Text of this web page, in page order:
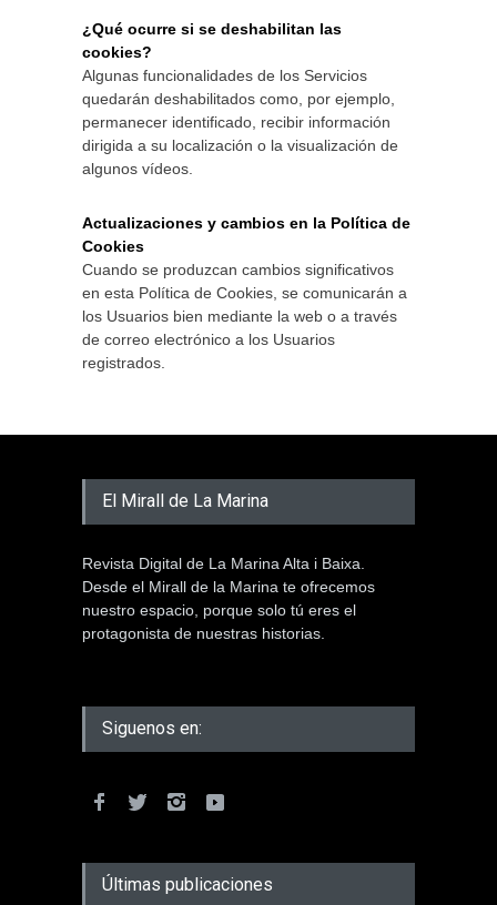
¿Qué ocurre si se deshabilitan las
cookies?
Algunas funcionalidades de los Servicios
quedarán deshabilitados como, por ejemplo,
permanecer identificado, recibir información
dirigida a su localización o la visualización de
algunos vídeos.
Actualizaciones y cambios en la Política de
Cookies
Cuando se produzcan cambios significativos
en esta Política de Cookies, se comunicarán a
los Usuarios bien mediante la web o a través
de correo electrónico a los Usuarios
registrados.
El Mirall de La Marina
Revista Digital de La Marina Alta i Baixa.
Desde el Mirall de la Marina te ofrecemos
nuestro espacio, porque solo tú eres el
protagonista de nuestras historias.
Siguenos en:
Últimas publicaciones